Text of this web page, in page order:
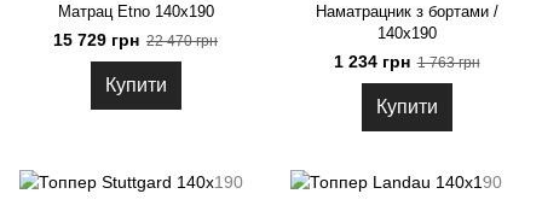
Матрац Etno 140x190
15 729 грн 22 470 грн
Купити
Наматрацник з бортами /
140x190
1 234 грн 1 763 грн
Купити